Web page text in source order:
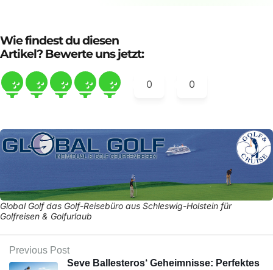
Wie findest du diesen
Artikel? Bewerte uns jetzt:
0 0
Global Golf das Golf-Reisebüro aus Schleswig-Holstein für
Golfreisen & Golfurlaub
Previous Post
Seve Ballesteros‘ Geheimnisse: Perfektes